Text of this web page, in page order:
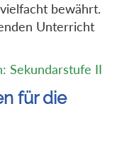
bewährt.
Unterricht
Sekundarstufe II
für die